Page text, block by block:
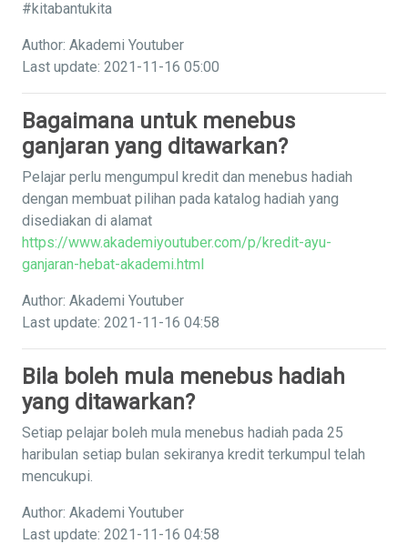
#kitabantukita
Author: Akademi Youtuber
Last update: 2021-11-16 05:00
Bagaimana untuk menebus
ganjaran yang ditawarkan?
Pelajar perlu mengumpul kredit dan menebus hadiah
dengan membuat pilihan pada katalog hadiah yang
disediakan di alamat
https://www.akademiyoutuber.com/p/kredit-ayu-
ganjaran-hebat-akademi.html
Author: Akademi Youtuber
Last update: 2021-11-16 04:58
Bila boleh mula menebus hadiah
yang ditawarkan?
Setiap pelajar boleh mula menebus hadiah pada 25
haribulan setiap bulan sekiranya kredit terkumpul telah
mencukupi.
Author: Akademi Youtuber
Last update: 2021-11-16 04:58